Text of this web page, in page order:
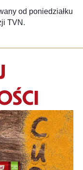
od poniedziałku
TVN.